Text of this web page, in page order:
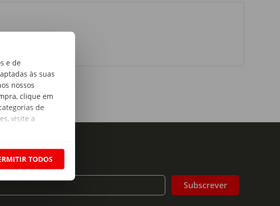
e de
às suas
nossos
clique em
de
visite a
TODOS
Subscrever